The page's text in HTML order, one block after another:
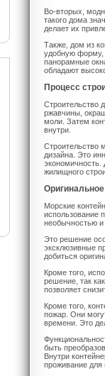
Во-вторых,
такого дома
делает их
Также, дом из
удобную форму,
панорамные
обладают
Процесс
Строительство
ржавчины,
моли. Затем
внутри.
Строительство
дизайна. Это
экономичность.
жилищного
Морские
использование
необычностью и
Это решение
эксклюзивные
добиться
Кроме того,
решение, так
позволяет
Кроме того,
пожар. Они
времени. Это
быть
Внутри
проживание для